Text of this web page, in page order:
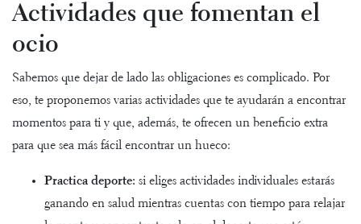
Actividades que fomentan el
ocio
Sabemos que dejar de lado las obligaciones es complicado. Por
eso, te proponemos varias actividades que te ayudarán a encontrar
momentos para ti y que, además, te ofrecen un beneficio extra
para que sea más fácil encontrar un hueco:
Practica deporte: si eliges actividades individuales estarás
ganando en salud mientras cuentas con tiempo para relajar